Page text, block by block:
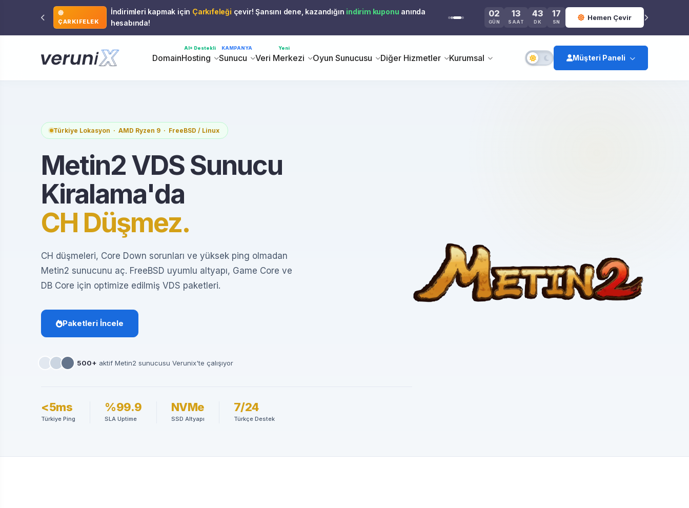
ÇARKIFELEK
İndirimleri kapmak için Çarkıfeleği çevir! Şansını dene, kazandığın indirim kuponu anında
hesabında!
02
GÜN
13
SAAT
43
DK
17
SN
Hemen Çevir
Domain
AI+ Destekli
Hosting
KAMPANYA
Sunucu
Yeni
Veri Merkezi Oyun Sunucusu Diğer Hizmetler Kurumsal Müşteri Paneli
Bize ulaşın
Türkiye Lokasyon · AMD Ryzen 9 · FreeBSD / Linux
Metin2 VDS Sunucu
Kiralama'da
CH Düşmez.
CH düşmeleri, Core Down sorunları ve yüksek ping olmadan
Metin2 sunucunu aç. FreeBSD uyumlu altyapı, Game Core ve
DB Core için optimize edilmiş VDS paketleri.
Paketleri İncele
500+ aktif Metin2 sunucusu Verunix'te çalışıyor
<5ms
Türkiye Ping
%99.9
SLA Uptime
NVMe
SSD Altyapı
7/24
Türkçe Destek